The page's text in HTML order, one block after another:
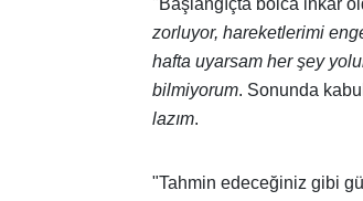
"Başlangıçta bolca inkâr
zorluyor, hareketlerimi
hafta uyarsam her şey
bilmiyorum. Sonunda
lazım.
"Tahmin edeceğiniz gibi